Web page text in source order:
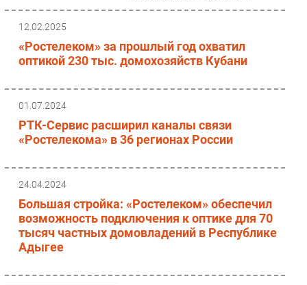
12.02.2025
«Ростелеком» за прошлый год охватил
оптикой 230 тыс. домохозяйств Кубани
01.07.2024
РТК-Сервис расширил каналы связи
«Ростелекома» в 36 регионах России
24.04.2024
Большая стройка: «Ростелеком» обеспечил
возможность подключения к оптике для 70
тысяч частных домовладений в Республике
Адыгее